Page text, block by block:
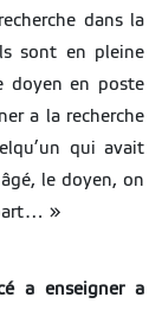
dans la
sont en pleine
doyen en poste
a la recherche
qui avait
le doyen, on
»
a enseigner a